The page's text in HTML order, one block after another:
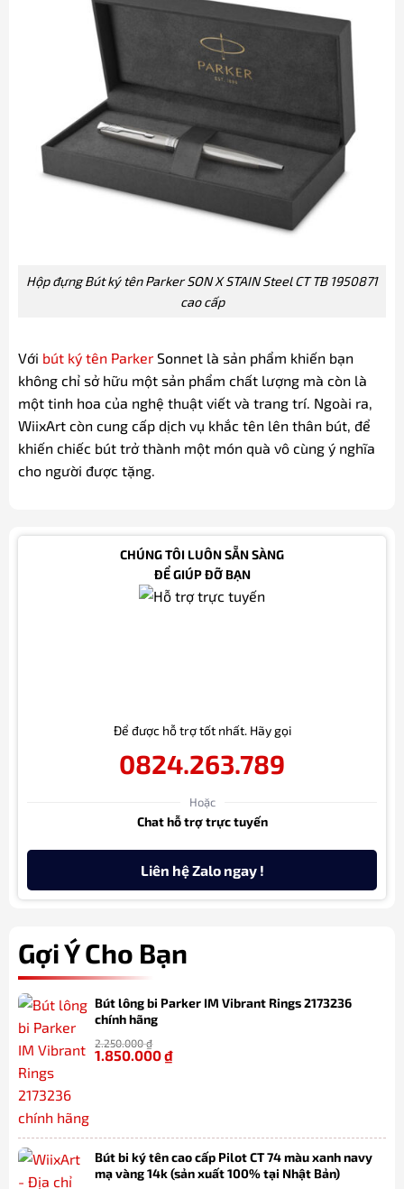
Hộp đựng Bút ký tên Parker SON X STAIN Steel CT TB 1950871
cao cấp
Với bút ký tên ParkerSonnet là sản phẩm khiến bạn
không chỉ sở hữu một sản phẩm chất lượng mà còn là
một tinh hoa của nghệ thuật viết và trang trí. Ngoài ra,
WiixArt còn cung cấp dịch vụ khắc tên lên thân bút, để
khiến chiếc bút trở thành một món quà vô cùng ý nghĩa
cho người được tặng.
CHÚNG TÔI LUÔN SẴN SÀNG
ĐỂ GIÚP ĐỠ BẠN
Để được hỗ trợ tốt nhất. Hãy gọi
0824.263.789
Hoặc
Chat hỗ trợ trực tuyến
Liên hệ Zalo ngay !
Gợi Ý Cho Bạn
Bút lông bi Parker IM Vibrant Rings 2173236
chính hãng
2.250.000₫
1.850.000₫
Bút bi ký tên cao cấp Pilot CT 74 màu xanh navy
mạ vàng 14k (sản xuất 100% tại Nhật Bản)